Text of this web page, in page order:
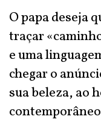
O papa deseja
traçar
e uma
chegar o
sua beleza, ao